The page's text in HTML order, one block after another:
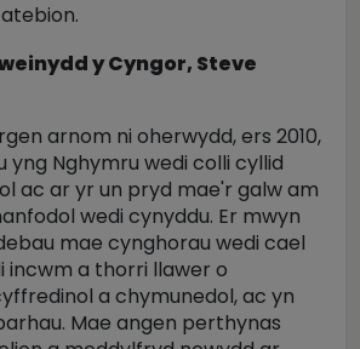
y Cyngor, Steve
arnom ni oherwydd, ers 2010,
yng Nghymru wedi colli cyllid
ac ar yr un pryd mae'r galw am
wedi cynyddu. Er mwyn
mae cynghorau wedi cael
incwm a thorri llawer o
a chymunedol, ac yn
Mae angen perthynas